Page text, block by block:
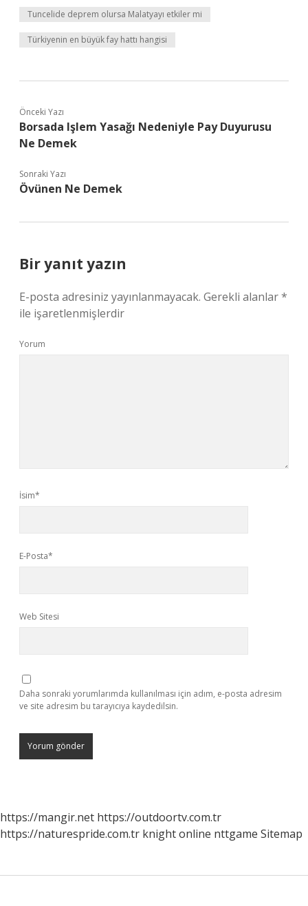
Tuncelide deprem olursa Malatyayı etkiler mi
Türkiyenin en büyük fay hattı hangisi
Önceki Yazı
Borsada Işlem Yasağı Nedeniyle Pay Duyurusu
Ne Demek
Sonraki Yazı
Övünen Ne Demek
Bir yanıt yazın
E-posta adresiniz yayınlanmayacak. Gerekli alanlar*
ile işaretlenmişlerdir
Yorum
İsim*
E-Posta*
Web Sitesi
Daha sonraki yorumlarımda kullanılması için adım, e-posta adresim
ve site adresim bu tarayıcıya kaydedilsin.
https://mangir.net https://outdoortv.com.tr
https://naturespride.com.tr knight online nttgame Sitemap